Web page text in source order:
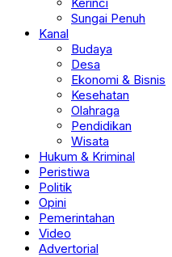
Sungai Penuh
Kanal
Budaya
Desa
Ekonomi & Bisnis
Kesehatan
Olahraga
Pendidikan
Wisata
Hukum & Kriminal
Peristiwa
Politik
Opini
Pemerintahan
Video
Advertorial